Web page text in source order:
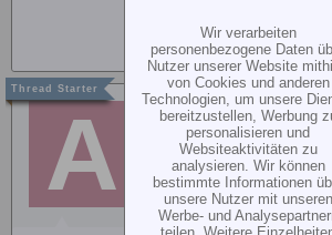
Albert
RC-Heli Team
Dabei
Wohn/
Wir verarbeiten
personenbezogene Daten
Nutzer unserer Website
von Cookies und anderen
Technologien, um unsere
bereitzustellen, Werbung
personalisieren und
Websiteaktivitäten zu
analysieren. Wir können
bestimmte Informationen
unsere Nutzer mit unseren
Werbe- und
teilen. Weitere